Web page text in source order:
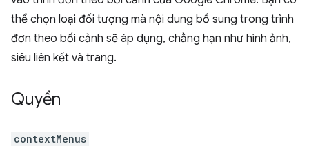
thể chọn loại đối tượng mà nội dung bổ sung trong trình
đơn theo bối cảnh sẽ áp dụng, chẳng hạn như hình ảnh,
siêu liên kết và trang.
Quyền
contextMenus